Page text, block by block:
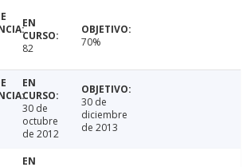
82 70%
30 de
octubre
de 2012
30 de
diciembre
de 2013